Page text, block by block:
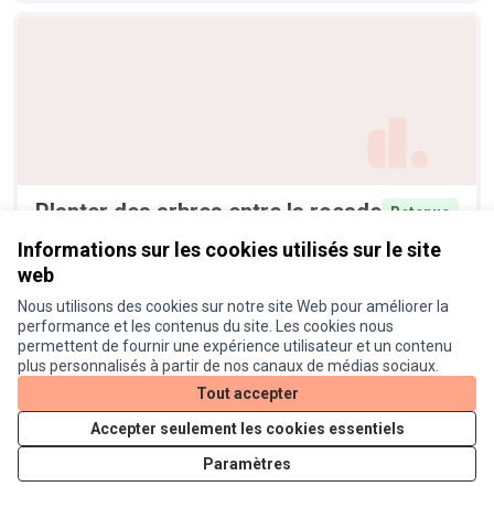
Informations sur les cookies utilisés sur le site
web
Nous utilisons des cookies sur notre site Web pour améliorer la
performance et les contenus du site. Les cookies nous
permettent de fournir une expérience utilisateur et un contenu
plus personnalisés à partir de nos canaux de médias sociaux.
Tout accepter
Accepter seulement les cookies essentiels
Paramètres
Planter des arbres entre la rocade
et la voie verte de l'Hers
Retenue